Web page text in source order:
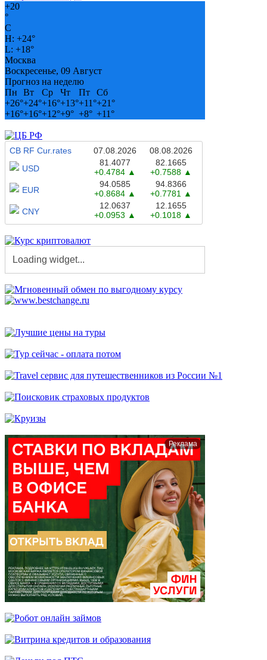
+20
°
C
H: +24°
L: +18°
Москва
Воскресенье, 09 Август
Прогноз на неделю
Пн
Вт Ср Чт Пт
Сб
+26°+24°+16°+13°+11°+21°
+16°+16°+12°+9° +8° +11°
CB RF Cur.rates 07.08.2026
08.08.2026
USD
81.4077
+0.4784
82.1665
+0.7588
EUR
94.0585
+0.8684
94.8366
+0.7781
CNY
12.0637
+0.0953
12.1655
+0.1018
Реклама